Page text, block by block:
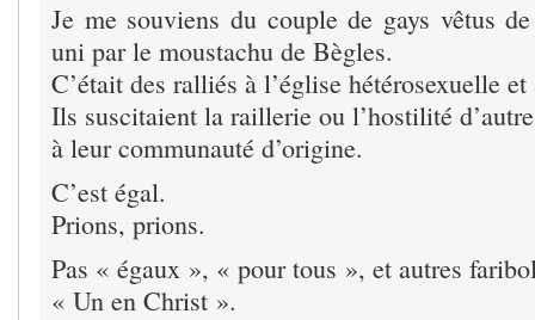
Je me souviens du couple de gays vêtus
uni par le moustachu de Bègles.
C’était des ralliés à l’église hétérosexuelle
Ils suscitaient la raillerie ou l’hostilité
à leur communauté d’origine.
C’est égal.
Prions, prions.
Pas « égaux », « pour tous », et autres
« Un en Christ ».